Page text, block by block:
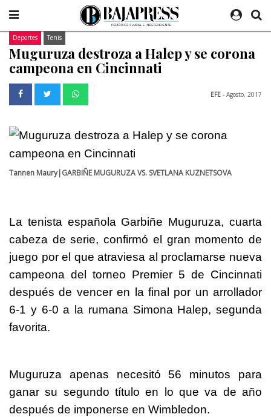
Deportes Tenis
Muguruza destroza a Halep y se corona
campeona en Cincinnati
EFE - Agosto, 2017
Tannen Maury|GARBIÑE MUGURUZA VS. SVETLANA KUZNETSOVA
La tenista española Garbiñe Muguruza, cuarta
cabeza de serie, confirmó el gran momento de
juego por el que atraviesa al proclamarse nueva
campeona del torneo Premier 5 de Cincinnati
después de vencer en la final por un arrollador
6-1 y 6-0 a la rumana Simona Halep, segunda
favorita.
Muguruza apenas necesitó 56 minutos para
ganar su segundo título en lo que va de año
después de imponerse en Wimbledon.